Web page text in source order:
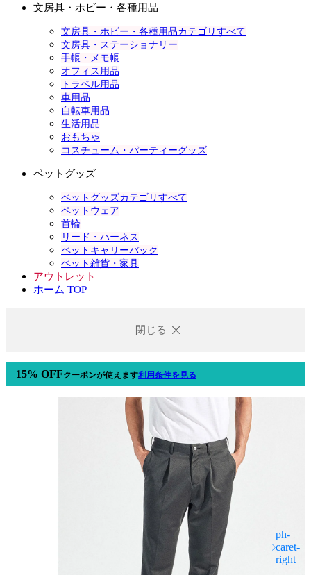
文房具・ホビー・各種用品
文房具・ホビー・各種用品カテゴリすべて
文房具・ステーショナリー
手帳・メモ帳
オフィス用品
トラベル用品
車用品
自転車用品
生活用品
おもちゃ
コスチューム・パーティーグッズ
ペットグッズ
ペットグッズカテゴリすべて
ペットウェア
首輪
リード・ハーネス
ペットキャリーバック
ペット雑貨・家具
アウトレット
ホーム TOP
閉じる
15% OFFクーポンが使えます利用条件を見る